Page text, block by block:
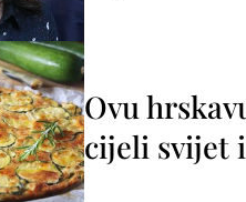
Ovu
cijeli svijet